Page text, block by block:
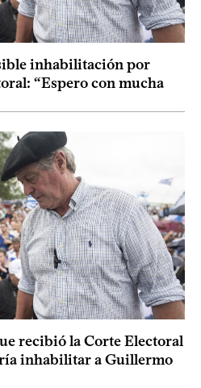
inhabilitación por
“Espero con mucha
recibió la Corte Electoral
inhabilitar a Guillermo